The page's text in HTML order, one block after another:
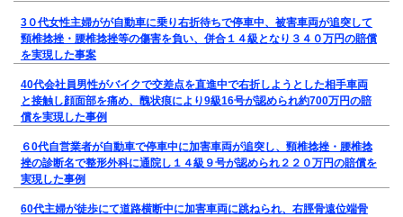
3０代女性主婦がが自動車に乗り右折待ちで停車中、被害車両が追突して
頸椎捻挫・腰椎捻挫等の傷害を負い、併合１４級となり３４０万円の賠償
を実現した事案
40代会社員男性がバイクで交差点を直進中で右折しようとした相手車両
と接触し顔面部を痛め、醜状痕により9級16号が認められ約700万円の賠
償を実現した事例
６0代自営業者が自動車で停車中に加害車両が追突し、頸椎捻挫・腰椎捻
挫の診断名で整形外科に通院し１４級９号が認められ２２０万円の賠償を
実現した事例
60代主婦が徒歩にて道路横断中に加害車両に跳ねられ、右脛骨遠位端骨